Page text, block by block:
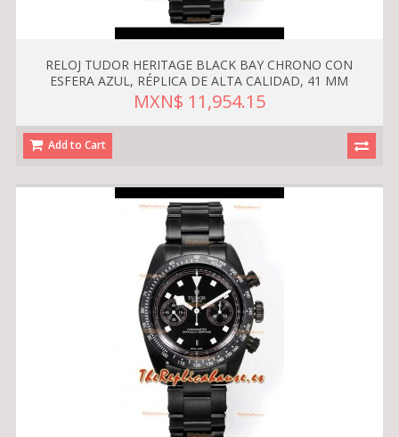
RELOJ TUDOR HERITAGE BLACK BAY CHRONO CON
ESFERA AZUL, RÉPLICA DE ALTA CALIDAD, 41 MM
MXN$ 11,954.15
Add to Cart